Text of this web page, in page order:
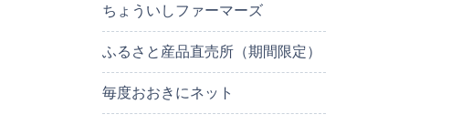
ちょういしファーマーズ
ふるさと産品直売所（期間限定）
毎度おおきにネット